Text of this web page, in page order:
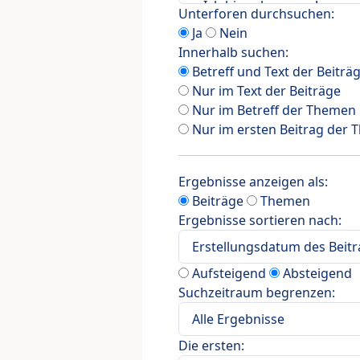
Unterforen durchsuchen:
Ja
Nein
Innerhalb suchen:
Betreff und Text der
Nur im Text der Beiträge
Nur im Betreff der Themen
Nur im ersten Beitrag der
Ergebnisse anzeigen als:
Beiträge
Themen
Ergebnisse sortieren nach:
Aufsteigend
Absteigend
Suchzeitraum begrenzen:
Die ersten: